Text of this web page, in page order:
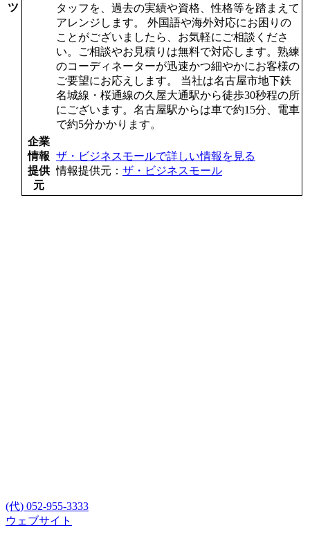
ツ
タッフを、過去の実績や資格、性格等を踏まえて
アレンジします。 外国語や海外対応にお困りの
ことがございましたら、お気軽にご相談くださ
い。ご相談やお見積りは無料で対応します。熟練
のコーディネーターが迅速かつ細やかにお客様の
ご要望にお応えします。 当社は名古屋市地下鉄
名城線・桜通線の久屋大通駅から徒歩30秒程の所
にございます。名古屋駅からは車で約15分、電車
で約5分かかります。
企業
情報
提供
元
ザ・ビジネスモールで詳しい情報を見る
情報提供元： ザ・ビジネスモール
(代) 052-955-3333
ウェブサイト